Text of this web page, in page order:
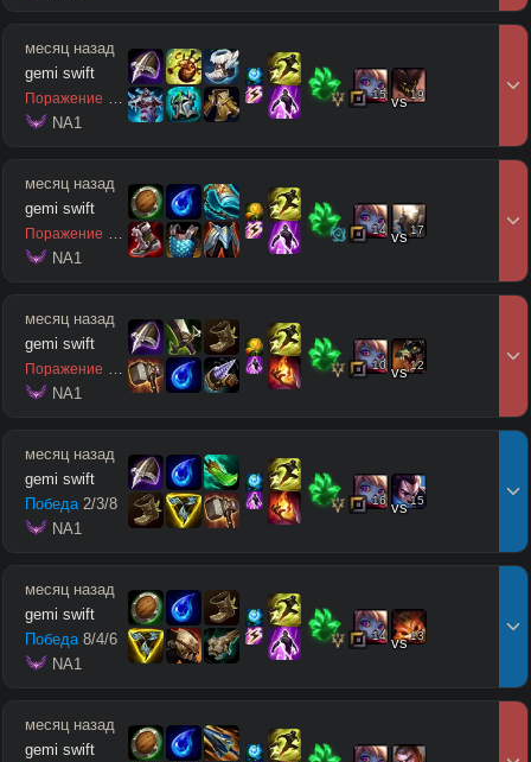
месяц назад
gemi swift
Поражение 7/6
NA1
15 vs19
месяц назад
gemi swift
Поражение /4
NA1
14 vs17
месяц назад
gemi swift
Поражение 5/0
NA1
10 vs12
месяц назад
gemi swift
Победа 2/3/8
NA1
16 vs15
месяц назад
gemi swift
Победа 8/4/6
NA1
14 vs13
месяц назад
gemi swift